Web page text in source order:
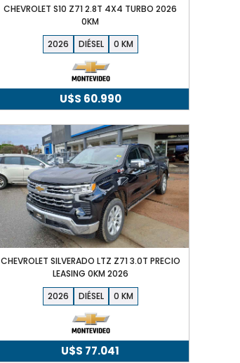
CHEVROLET S10 Z71 2.8T 4X4 TURBO 2026
0KM
2026
DIÉSEL 0
U$S 60.990
CHEVROLET SILVERADO LTZ Z71 3.0T PRECIO
LEASING 0KM 2026
2026
DIÉSEL 0
U$S 77.041